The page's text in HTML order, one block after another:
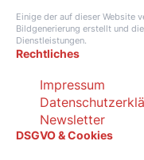
Einige der auf dieser Website
Bildgenerierung erstellt und
Dienstleistungen.
Rechtliches
Impressum
Newsletter
DSGVO & Cookies